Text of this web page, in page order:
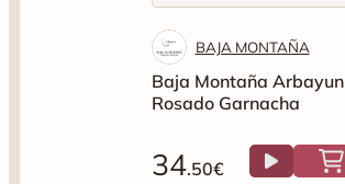
BAJA MONTAÑA
Baja Montaña Arbayun
Rosado Garnacha
34.50€